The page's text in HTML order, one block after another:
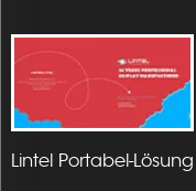
Lintel Portabel-Lösung